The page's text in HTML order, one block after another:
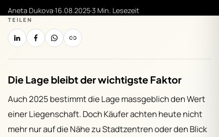
Aneta Dukova·16.08.2025·3 Min. Lesezeit
TEILEN
Die Lage bleibt der wichtigste Faktor
Auch 2025 bestimmt die Lage massgeblich den Wert
einer Liegenschaft. Doch Käufer achten heute nicht
mehr nur auf die Nähe zu Stadtzentren oder den Blick